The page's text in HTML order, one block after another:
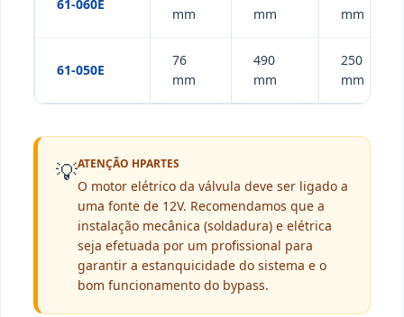
61-060E
mm
mm
mm
61-050E
76
mm
490
mm
250
mm
💡ATENÇÃO HPARTES
O motor elétrico da válvula deve ser ligado a
uma fonte de 12V. Recomendamos que a
instalação mecânica (soldadura) e elétrica
seja efetuada por um profissional para
garantir a estanquicidade do sistema e o
bom funcionamento do bypass.